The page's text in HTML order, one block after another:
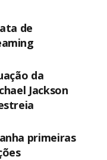
de
da
Jackson
primeiras